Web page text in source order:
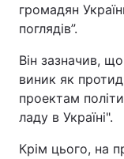
громадян
поглядів”.
Він зазначив,
виник як
проектам
ладу в Україні".
Крім цього, на